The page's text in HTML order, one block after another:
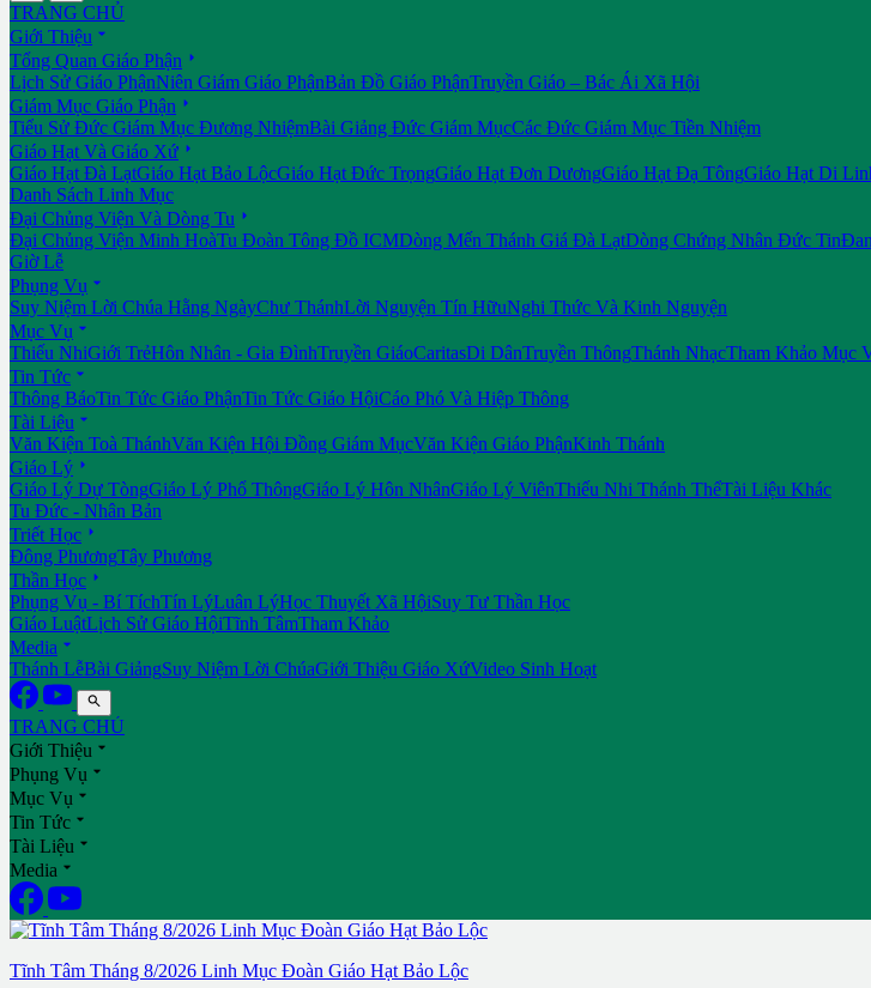
TRANG CHỦ
Giới Thiệu 
Tổng Quan Giáo Phận 
Lịch Sử Giáo PhậnNiên Giám Giáo PhậnBản Đồ Giáo PhậnTruyền Giáo – Bác Ái Xã Hội
Giám Mục Giáo Phận 
Tiểu Sử Đức Giám Mục Đương NhiệmBài Giảng Đức Giám MụcCác Đức Giám Mục Tiền Nhiệm
Giáo Hạt Và Giáo Xứ 
Giáo Hạt Đà LạtGiáo Hạt Bảo LộcGiáo Hạt Đức TrọngGiáo Hạt Đơn DươngGiáo Hạt Đạ TôngGiáo Hạt Di
Danh Sách Linh Mục
Đại Chủng Viện Và Dòng Tu 
Đại Chủng Viện Minh HoàTu Đoàn Tông Đồ ICMDòng Mến Thánh Giá Đà LạtDòng Chứng Nhân Đức Tin
Giờ Lễ
Phụng Vụ 
Suy Niệm Lời Chúa Hằng NgàyChư ThánhLời Nguyện Tín HữuNghi Thức Và Kinh Nguyện
Mục Vụ 
Thiếu NhiGiới TrẻHôn Nhân - Gia ĐìnhTruyền GiáoCaritasDi DânTruyền ThôngThánh NhạcTham Khảo Mục
Tin Tức 
Thông BáoTin Tức Giáo PhậnTin Tức Giáo HộiCáo Phó Và Hiệp Thông
Tài Liệu 
Văn Kiện Toà ThánhVăn Kiện Hội Đồng Giám MụcVăn Kiện Giáo PhậnKinh Thánh
Giáo Lý 
Giáo Lý Dự TòngGiáo Lý Phổ ThôngGiáo Lý Hôn NhânGiáo Lý ViênThiếu Nhi Thánh ThểTài Liệu Khác
Tu Đức - Nhân Bản
Triết Học 
Đông PhươngTây Phương
Thần Học 
Phụng Vụ - Bí TíchTín LýLuân LýHọc Thuyết Xã HộiSuy Tư Thần Học
Giáo LuậtLịch Sử Giáo HộiTĩnh TâmTham Khảo
Media 
Thánh LễBài GiảngSuy Niệm Lời ChúaGiới Thiệu Giáo XứVideo Sinh Hoạt

TRANG CHỦ
Giới Thiệu 
Phụng Vụ 
Mục Vụ 
Tin Tức 
Tài Liệu 
Media 
Tĩnh Tâm Tháng 8/2026 Linh Mục Đoàn Giáo Hạt Bảo Lộc